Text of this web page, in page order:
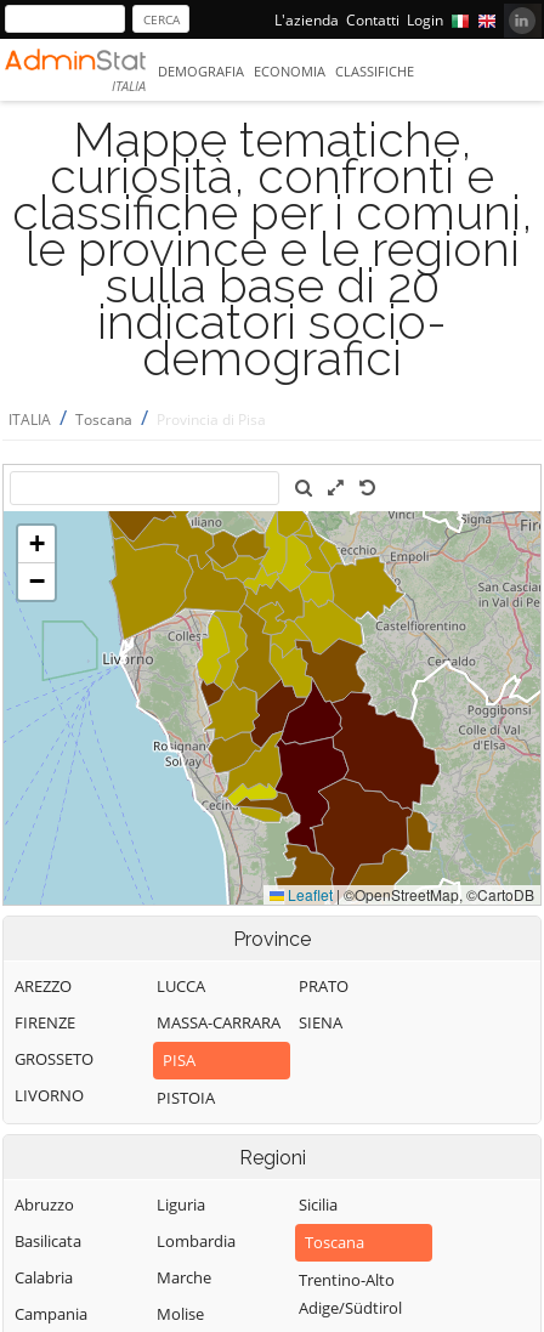
L'azienda Contatti Login
ITALIA
DEMOGRAFIA ECONOMIA CLASSIFICHE
Mappe tematiche,
curiosità, confronti e
classifiche per i comuni,
le province e le regioni
sulla base di 20
indicatori socio-
demografici
ITALIA / Toscana / Provincia di Pisa
Province
AREZZO
FIRENZE
GROSSETO
LIVORNO
LUCCA
MASSA-CARRARA
PISA
PISTOIA
PRATO
SIENA
Regioni
Abruzzo
Basilicata
Calabria
Campania
Liguria
Lombardia
Marche
Molise
Sicilia
Toscana
Trentino-Alto
Adige/Südtirol